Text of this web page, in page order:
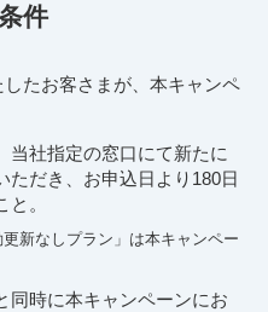
件
たお客さまが、本キャンペ
当社指定の窓口にて新たに
ただき、お申込日より180日
。
新なしプラン」は本キャンペー
同時に本キャンペーンにお